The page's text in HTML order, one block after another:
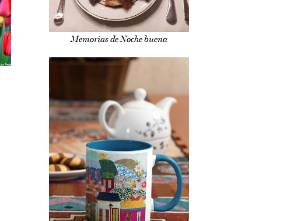
Memorias de Noche buena